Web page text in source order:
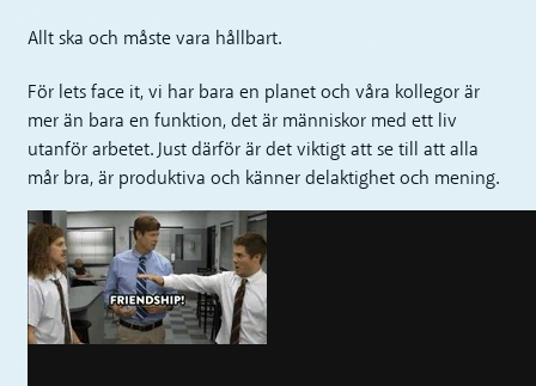
Allt ska och måste vara hållbart.
För lets face it, vi har bara en planet och våra kollegor är
mer än bara en funktion, det är människor med ett liv
utanför arbetet. Just därför är det viktigt att se till att alla
mår bra, är produktiva och känner delaktighet och mening.